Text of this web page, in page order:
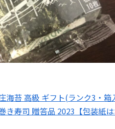
海苔 高級 ギフト(ランク3・
き寿司 贈答品 2023【包装紙